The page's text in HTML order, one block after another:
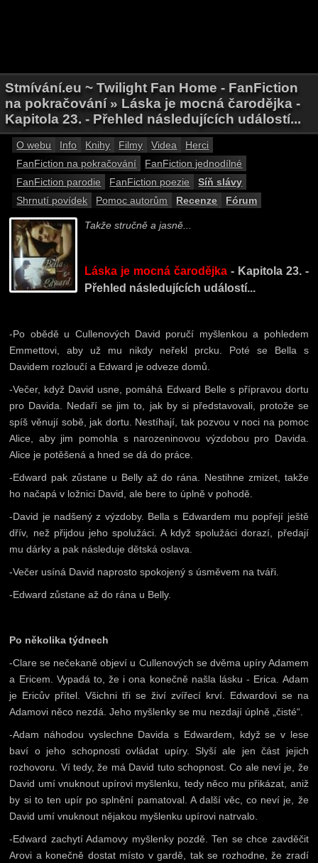
Stmívání.eu ~ Twilight Fan Home - FanFiction
na pokračování » Láska je mocná čarodějka -
Kapitola 23. - Přehled následujících událostí...
O webu Info Knihy Filmy Videa
Herci
FanFiction na pokračování
FanFiction jednodílné
FanFiction parodie
FanFiction poezie
Síň slávy
Shrnutí povídek
Pomoc autorům Recenze Fórum
Takže stručně a jasně...
Láska je mocná čarodějka - Kapitola 23. -
Přehled následujících událostí...
-Po obědě u Cullenových David poručí myšlenkou a pohledem
Emmettovi, aby už mu nikdy neřekl prcku. Poté se Bella s
Davidem rozloučí a Edward je odveze domů.
-Večer, když David usne, pomáhá Edward Belle s přípravou dortu
pro Davida. Nedaří se jim to, jak by si představovali, protože se
spíš věnují sobě, jak dortu. Nestíhají, tak pozvou v noci na pomoc
Alice, aby jim pomohla s narozeninovou výzdobou pro Davida.
Alice je potěšená a hned se dá do práce.
-Edward pak zůstane u Belly až do rána. Nestihne zmizet, takže
ho načapá v ložnici David, ale bere to úplně v pohodě.
-David je nadšený z výzdoby. Bella s Edwardem mu popřejí ještě
dřív, než přijdou jeho spolužáci. A když spolužáci dorazí, předají
mu dárky a pak následuje dětská oslava.
-Večer usíná David naprosto spokojený s úsměvem na tváři.
-Edward zůstane až do rána u Belly.
Po několika týdnech
-Clare se nečekaně objeví u Cullenových se dvěma upíry Adamem
a Ericem. Vypadá to, že i ona konečně našla lásku - Erica. Adam
je Ericův přítel. Všichni tři se živí zvířecí krví. Edwardovi se na
Adamovi něco nezdá. Jeho myšlenky se mu nezdají úplně „čisté“.
-Adam náhodou vyslechne Davida s Edwardem, když se v lese
baví o jeho schopnosti ovládat upíry. Slyší ale jen část jejich
rozhovoru. Ví tedy, že má David tuto schopnost. Co ale neví je, že
David umí vnuknout upírovi myšlenku, tedy něco mu přikázat, aniž
by si to ten upír po splnění pamatoval. A další věc, co neví je, že
David umí vnuknout nějakou myšlenku upírovi natrvalo.
-Edward zachytí Adamovy myšlenky pozdě. Ten se chce zavděčit
Arovi a konečně dostat místo v gardě, tak se rozhodne, že zradí